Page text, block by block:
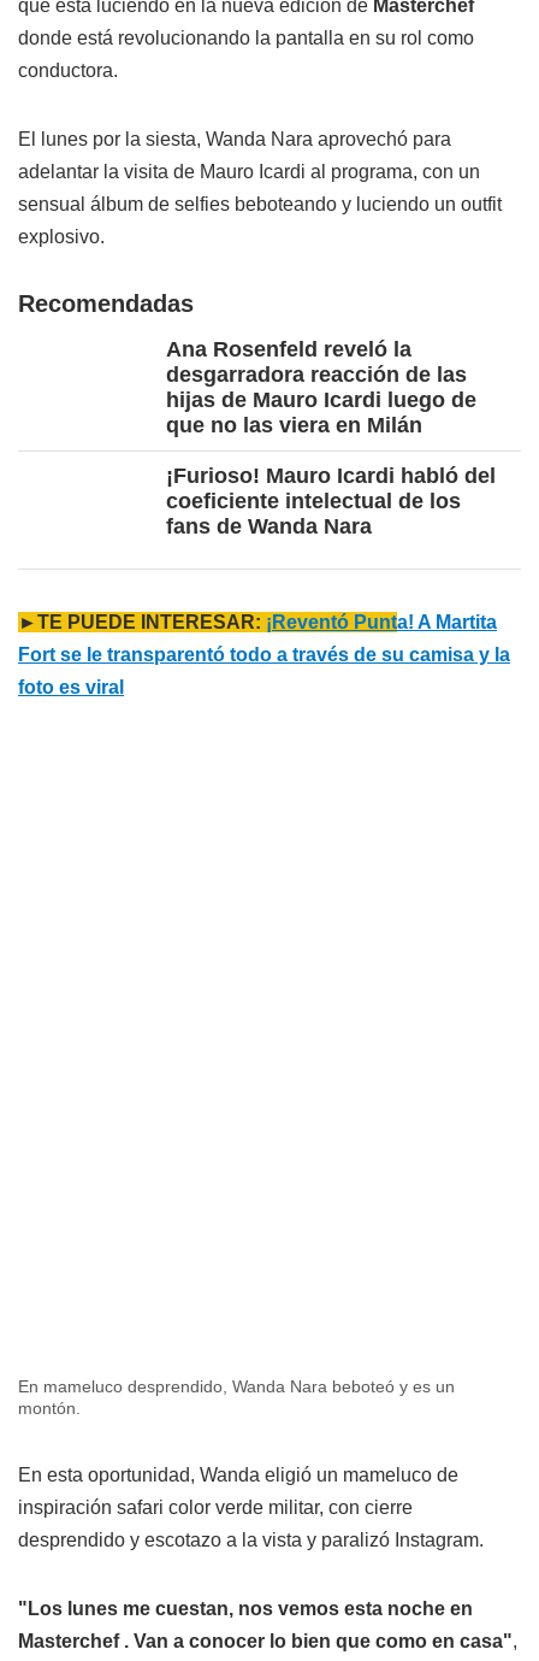
que está luciendo en la nueva edición de Masterchef
donde está revolucionando la pantalla en su rol como
conductora.
El lunes por la siesta, Wanda Nara aprovechó para
adelantar la visita de Mauro Icardi al programa, con un
sensual álbum de selfies beboteando y luciendo un outfit
explosivo.
Recomendadas
Ana Rosenfeld reveló la
desgarradora reacción de las
hijas de Mauro Icardi luego de
que no las viera en Milán
¡Furioso! Mauro Icardi habló del
coeficiente intelectual de los
fans de Wanda Nara
►TE PUEDE INTERESAR: ¡Reventó Punta! A Martita
Fort se le transparentó todo a través de su camisa y la
foto es viral
En mameluco desprendido, Wanda Nara beboteó y es un
montón.
En esta oportunidad, Wanda eligió un mameluco de
inspiración safari color verde militar, con cierre
desprendido y escotazo a la vista y paralizó Instagram.
"Los lunes me cuestan, nos vemos esta noche en
Masterchef ‍. Van a conocer lo bien que como en casa",